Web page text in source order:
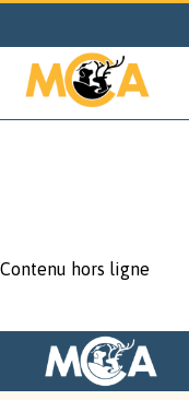
Contenu hors ligne